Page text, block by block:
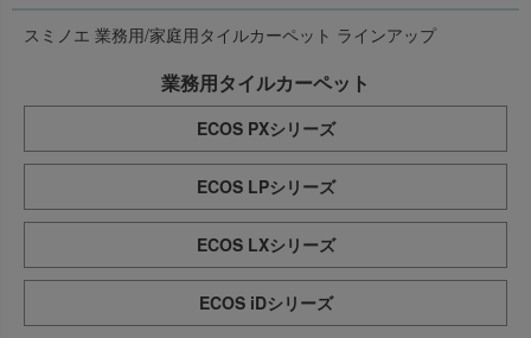
スミノエ 業務用/家庭用タイルカーペット ラインアップ
業務用タイルカーペット
ECOS PXシリーズ
ECOS LPシリーズ
ECOS LXシリーズ
ECOS iDシリーズ